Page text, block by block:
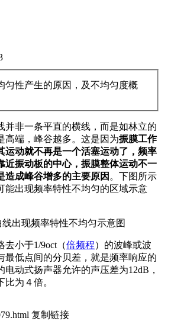
匀性产生的原因，及不均匀度概
并非一条平直的横线，而是如林立的
高端，峰谷越多。这是因为振膜工作
运动就不再是一个活塞运动了，频率
近振动板的中心，振膜整体运动不一
造成峰谷增多的主要原因 。下图所示
能出现频率特性不均匀的区域示意
去小于1/9oct（倍频程）的波峰或波
最低点间的分贝差，就是频率响应的
电动式扬声器允许的声压差为12dB，
为４倍。
复制链接